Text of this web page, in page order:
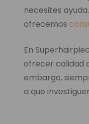
necesites
ofrecemos
En
ofrecer calidad
embargo,
a que